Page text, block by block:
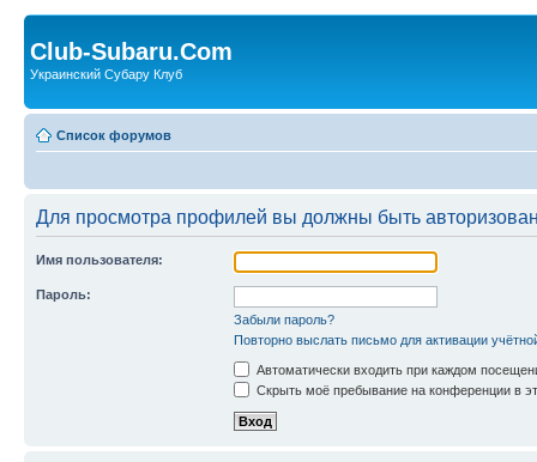
Club-Subaru.Com
Украинский Субару Клуб
Список форумов
Для просмотра профилей вы должны быть
Имя пользователя:
Пароль:
Забыли пароль?
Повторно выслать письмо для активации
Автоматически входить при каждом
Скрыть моё пребывание на конференции в